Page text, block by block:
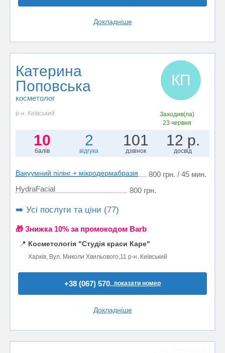
Докладніше
Катерина
Поповська
косметолог
КП
р-н. Київський
Заходив(ла)
23 червня
10
балів
2
відгука
101
дзвінок
12 р.
досвід
Вакуумний пілінг + мікродермабразія
800 грн. / 45 мин.
HydraFacial
800 грн.
➡️ Усі послуги та ціни (77)
🎁 Знижка 10% за промокодом Barb
📍 Косметологія "Студія краси Каре"
Харків, Вул. Миколи Хвильового,11 р-н. Київський
+38 (067) 570..показати номер
Докладніше